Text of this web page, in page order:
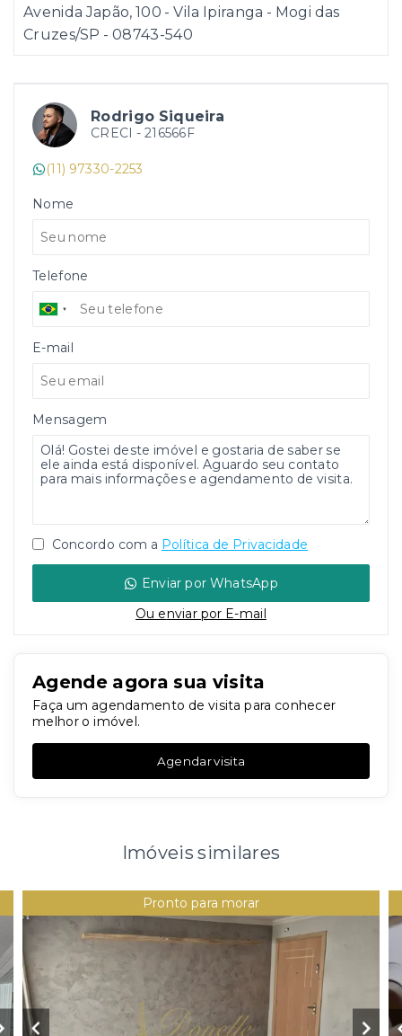
Rodrigo Siqueira
CRECI - 216566F
(11) 97330-2253
Nome
Telefone
E-mail
Mensagem
Concordo com a Política de Privacidade
Enviar por WhatsApp
Ou enviar por E-mail
Agende agora sua visita
Faça um agendamento de visita para conhecer
melhor o imóvel.
Agendar visita
Avenida Japão, 100 - Vila Ipiranga - Mogi das
Cruzes/SP - 08743-540
Imóveis similares
Pronto para morar